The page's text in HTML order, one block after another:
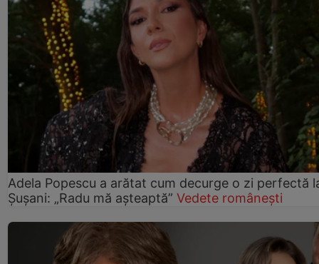
Adela Popescu a arătat cum decurge o zi perfectă
Șușani: „Radu mă așteaptă” Vedete românești